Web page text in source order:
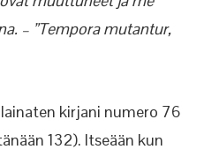
– ”Tempora mutantur,
kirjani numero 76
132). Itseään kun